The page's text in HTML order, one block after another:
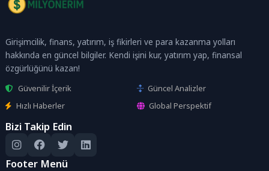
Girişimcilik, finans, yatırım, iş fikirleri ve para kazanma yolları
hakkında en güncel bilgiler. Kendi işini kur, yatırım yap, finansal
özgürlüğünü kazan!
Güvenilir İçerik
Güncel Analizler
Hızlı Haberler
Global Perspektif
Bizi Takip Edin
Footer Menü